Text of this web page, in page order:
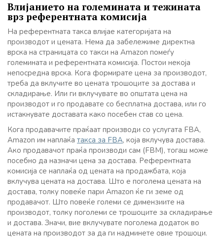
Влијанието на големината и тежината
врз референтната комисија
На референтната такса влијае категоријата на
производот и цената. Нема да забележиме директна
врска на страницата со такси на Amazon помеѓу
големината и референтната комисија. Постои некоја
непосредна врска. Кога формирате цена за производот,
треба да вклучите во цената трошоците за достава и
складирање. Или ги вклучувате во општата цена на
производот и го продавате со бесплатна достава, или го
истакнувате доставата како посебен став со цена.
Кога продавачите праќаат производи со услугата FBA,
Amazon им наплаќа такса за FBA, која вклучува достава.
Ако продавачот праќа производи сам (FBM), тогаш може
посебно да назначи цена за достава. Референтната
комисија се наплаќа од цената на продажбата, која
вклучува цената на достава. Што е поголема цената на
достава, толку повеќе пари Amazon ќе ги земе од
продавачот. Што повеќе големи се димензиите на
производот, толку поголеми се трошоците за складирање
и достава. Значи, вие вклучувате поголема додаток во
цената на производот за да ги надминете овие трошоци.